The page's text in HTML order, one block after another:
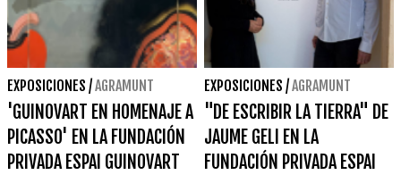
EXPOSICIONES /AGRAMUNT
'GUINOVART EN HOMENAJE A
PICASSO' EN LA FUNDACIÓN
PRIVADA ESPAI GUINOVART
EXPOSICIONES /AGRAMUNT
"DE ESCRIBIR LA TIERRA" DE
JAUME GELI EN LA
FUNDACIÓN PRIVADA ESPAI